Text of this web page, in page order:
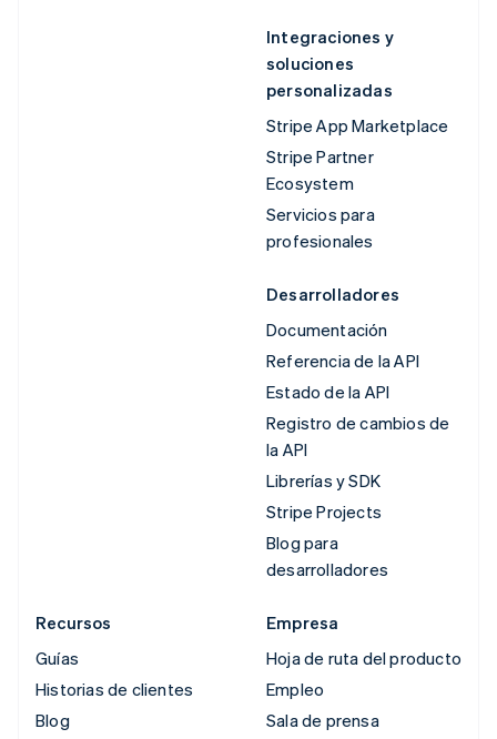
Integraciones y
soluciones
personalizadas
Stripe App Marketplace
Stripe Partner
Ecosystem
Servicios para
profesionales
Desarrolladores
Documentación
Referencia de la API
Estado de la API
Registro de cambios de
la API
Librerías y SDK
Stripe Projects
Blog para
desarrolladores
Recursos
Guías
Historias de clientes
Blog
Empresa
Hoja de ruta del producto
Empleo
Sala de prensa